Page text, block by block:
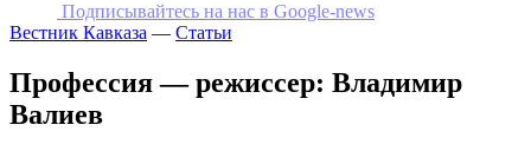
Подписывайтесь на наc в Google-news
Вестник Кавказа — Статьи
Профессия — режиссер: Владимир
Валиев